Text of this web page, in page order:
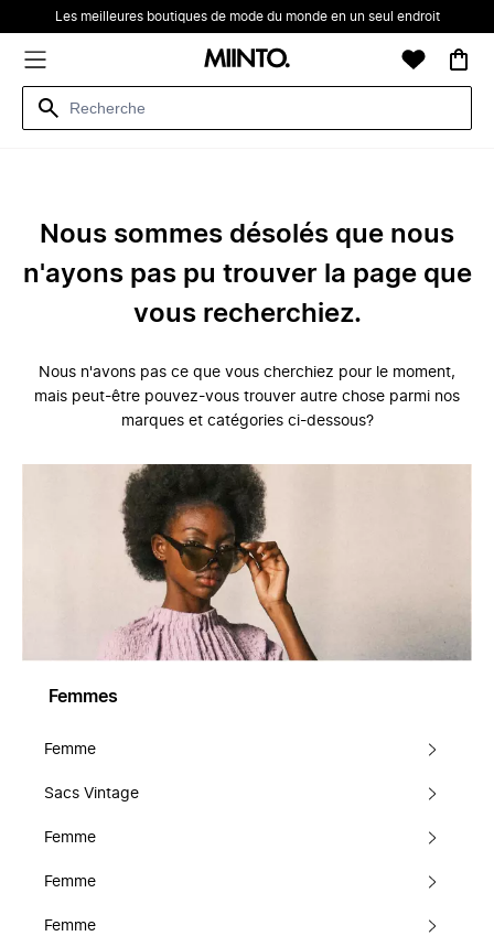
Les meilleures boutiques de mode du monde en un seul endroit
Nous sommes désolés que nous
n'ayons pas pu trouver la page que
vous recherchiez.
Nous n'avons pas ce que vous cherchiez pour le moment,
mais peut-être pouvez-vous trouver autre chose parmi nos
marques et catégories ci-dessous?
Femmes
Femme
Sacs Vintage
Femme
Femme
Femme